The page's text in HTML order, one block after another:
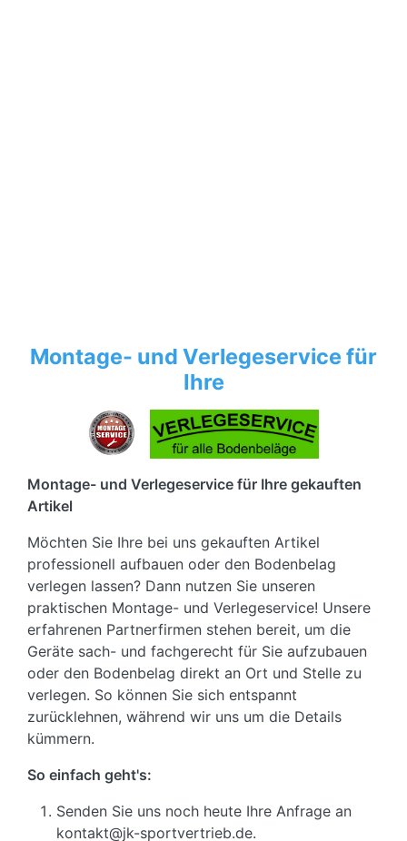
Montage- und Verlegeservice für
Ihre
Montage- und Verlegeservice für Ihre gekauften
Artikel
Möchten Sie Ihre bei uns gekauften Artikel
professionell aufbauen oder den Bodenbelag
verlegen lassen? Dann nutzen Sie unseren
praktischen Montage- und Verlegeservice! Unsere
erfahrenen Partnerfirmen stehen bereit, um die
Geräte sach- und fachgerecht für Sie aufzubauen
oder den Bodenbelag direkt an Ort und Stelle zu
verlegen. So können Sie sich entspannt
zurücklehnen, während wir uns um die Details
kümmern.
So einfach geht's:
Senden Sie uns noch heute Ihre Anfrage an
kontakt@jk-sportvertrieb.de.